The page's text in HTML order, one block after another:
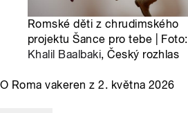
Romské děti z chrudimského
projektu Šance pro tebe | Foto:
Khalil Baalbaki, Český rozhlas
O Roma vakeren z 2. května 2026